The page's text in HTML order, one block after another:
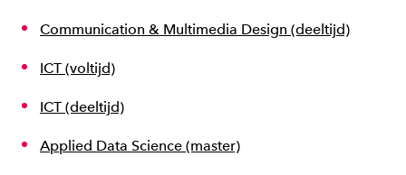
Communication & Multimedia Design (deeltijd)
ICT (voltijd)
ICT (deeltijd)
Applied Data Science (master)